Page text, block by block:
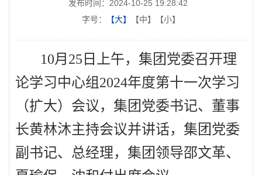
发布时间：2024-10-25 19:28:42
字号：
【大】 【中】 【小】
10月 25 日上午，集团党委召开理
论学习中心组2024年度第十一次学习
（扩大）会议，集团党委书记、董事
长黄林沐主持会议并讲话，集团党委
副书记、总经理，集团领导邵文革、